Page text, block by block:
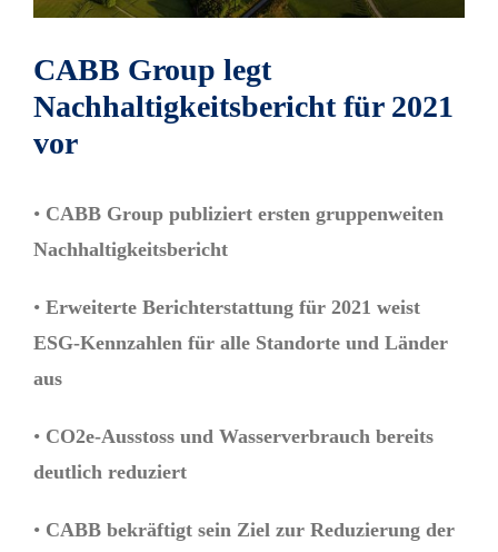
CABB Group legt
Nachhaltigkeitsbericht für 2021
vor
• CABB Group publiziert ersten gruppenweiten
Nachhaltigkeitsbericht
• Erweiterte Berichterstattung für 2021 weist
ESG-Kennzahlen für alle Standorte und Länder
aus
• CO2e-Ausstoss und Wasserverbrauch bereits
deutlich reduziert
• CABB bekräftigt sein Ziel zur Reduzierung der